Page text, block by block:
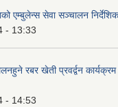
एम्बुलेन्स सेवा सञ्चालन
- 13:33
रबर खेती प्रवर्द्वन कार्यक्रम
- 14:53